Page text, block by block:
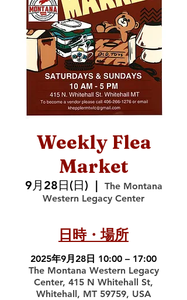
Weekly Flea
Market
9月28日(日)
  |
The Montana
Western Legacy Center
日時・場所
2025年9月28日 10:00 – 17:00
The Montana Western Legacy
Center, 415 N Whitehall St,
Whitehall, MT 59759, USA